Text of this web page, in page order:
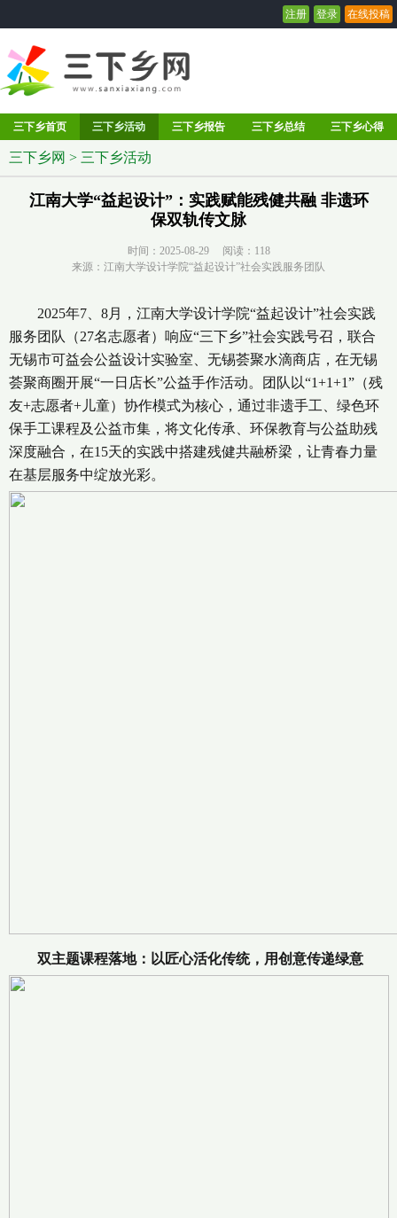
注册 登录 在线投稿
三下乡首页 三下乡活动 三下乡报告 三下乡总结 三下乡心得
三下乡网 > 三下乡活动
江南大学“益起设计”：实践赋能残健共融 非遗环
保双轨传文脉
时间：2025-08-29 阅读： 118
来源：江南大学设计学院“益起设计”社会实践服务团队
2025年7、8月，江南大学设计学院“益起设计”社会实践
服务团队（27名志愿者）响应“三下乡”社会实践号召，联合
无锡市可益会公益设计实验室、无锡荟聚水滴商店，在无锡
荟聚商圈开展“一日店长”公益手作活动。团队以“1+1+1”（残
友+志愿者+儿童）协作模式为核心，通过非遗手工、绿色环
保手工课程及公益市集，将文化传承、环保教育与公益助残
深度融合，在15天的实践中搭建残健共融桥梁，让青春力量
在基层服务中绽放光彩。
双主题课程落地：以匠心活化传统，用创意传递绿意